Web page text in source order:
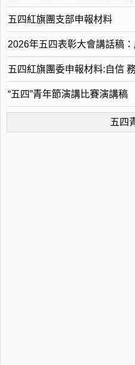
五四紅旗團支部申報材料
2026年五四表彰大會講話稿
五四紅旗團委申報材料:自信
“五四”青年節演講比賽演講稿
五四